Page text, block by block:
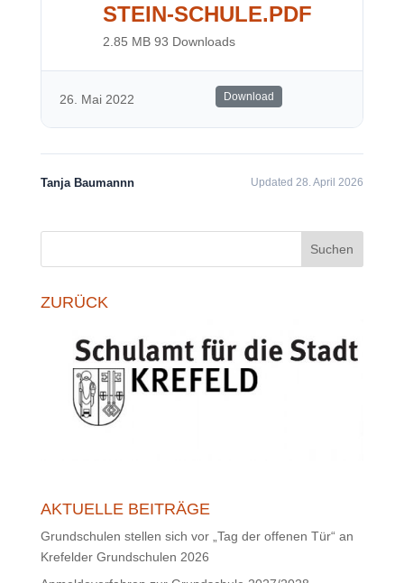
STEIN-SCHULE.PDF
2.85 MB 93 Downloads
26. Mai 2022 Download
Tanja Baumannn Updated 28. April 2026
Suchen
ZURÜCK
AKTUELLE BEITRÄGE
Grundschulen stellen sich vor „Tag der offenen Tür“ an
Krefelder Grundschulen 2026